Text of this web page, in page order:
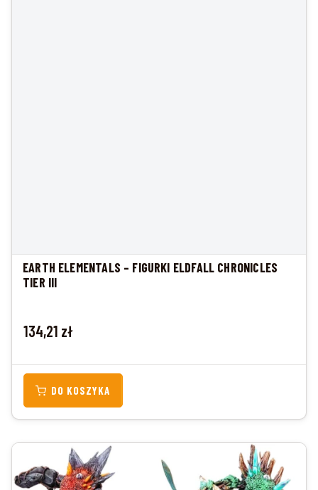
EARTH ELEMENTALS – FIGURKI ELDFALL CHRONICLES
TIER III
Cena
134,21 zł
DO KOSZYKA